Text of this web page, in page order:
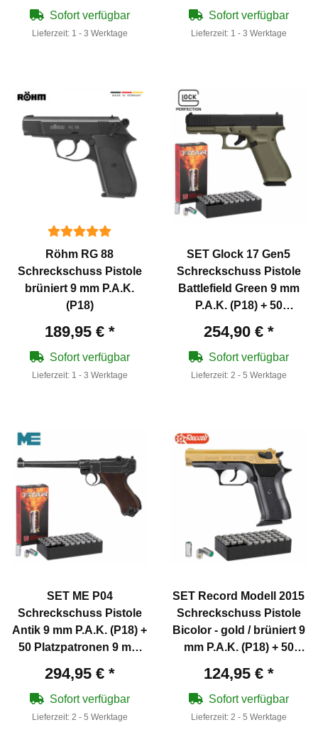
Sofort verfügbar
Lieferzeit: 1 - 3 Werktage
Sofort verfügbar
Lieferzeit: 1 - 3 Werktage
Röhm RG 88
Schreckschuss Pistole
brüniert 9 mm P.A.K.
(P18)
189,95 € *
Sofort verfügbar
Lieferzeit: 1 - 3 Werktage
SET Glock 17 Gen5
Schreckschuss Pistole
Battlefield Green 9 mm
P.A.K. (P18) + 50
P.A.K.
254,90 € *
Sofort verfügbar
Lieferzeit: 2 - 5 Werktage
SET ME P04
Schreckschuss Pistole
Antik 9 mm P.A.K. (P18) +
50 Platzpatronen 9 mm
294,95 € *
Sofort verfügbar
Lieferzeit: 2 - 5 Werktage
SET Record Modell 2015
Schreckschuss Pistole
Bicolor - gold / brüniert 9
mm P.A.K. (P18) + 50
P.A.K.
124,95 € *
Sofort verfügbar
Lieferzeit: 2 - 5 Werktage